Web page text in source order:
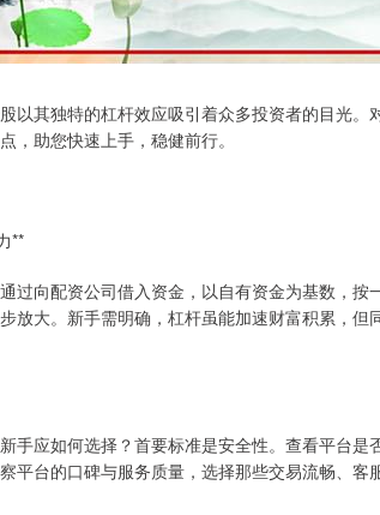
以其独特的杠杆效应吸引着众多投资者的目光。
，助您快速上手，稳健前行。
**
过向配资公司借入资金，以自有资金为基数，
放大。新手需明确，杠杆虽能加速财富积累，但
手应如何选择？首要标准是安全性。查看平台
平台的口碑与服务质量，选择那些交易流畅、客